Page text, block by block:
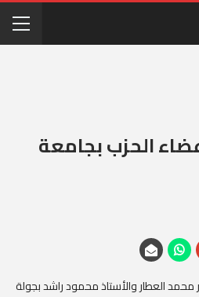
الحزب بجامعة
العطار والأستاذ محمود راشد بجولة